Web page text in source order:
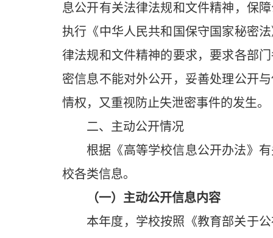
息公开有关法律法规和文件精神，保
执行《中华人民共和国保守国家秘密
律法规和文件精神的要求，要求各部
密信息不能对外公开，妥善处理公开
情权，又重视防止失泄密事件的发生。
二、主动公开情况
根据《高等学校信息公开办法》
校各类信息。
（一）主动公开信息内容
本年度，学校按照《教育部关于